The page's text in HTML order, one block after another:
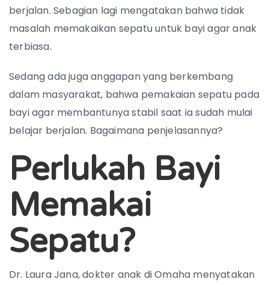
berjalan. Sebagian lagi mengatakan bahwa tidak
masalah memakaikan sepatu untuk bayi agar anak
terbiasa.
Sedang ada juga anggapan yang berkembang
dalam masyarakat, bahwa pemakaian sepatu pada
bayi agar membantunya stabil saat ia sudah mulai
belajar berjalan. Bagaimana penjelasannya?
Perlukah Bayi
Memakai
Sepatu?
Dr. Laura Jana, dokter anak di Omaha menyatakan